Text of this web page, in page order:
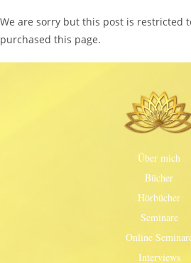
We are sorry but this post is restricted
purchased this page.
Über mich
Bücher
Hörbücher
Seminare
Online
Interviews